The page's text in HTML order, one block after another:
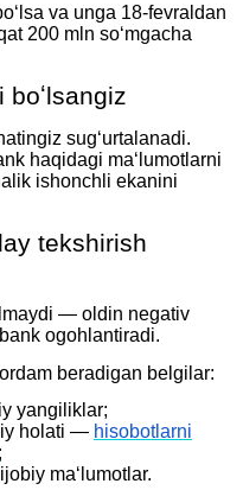
va unga 18-fevraldan
200 mln soʻmgacha
sugʻurtalanadi.
haqidagi maʻlumotlarni
ishonchli ekanini
tekshirish
— oldin negativ
ogohlantiradi.
beradigan belgilar:
yangiliklar;
holati — hisobotlarni
;
maʻlumotlar.